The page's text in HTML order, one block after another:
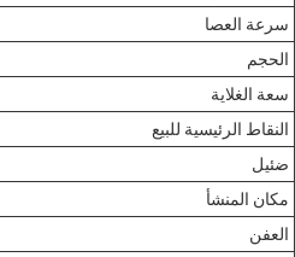
سرعة العصا
الحجم
سعة الغلاية
النقاط الرئيسية للبيع
ضئيل
مكان المنشأ
العفن